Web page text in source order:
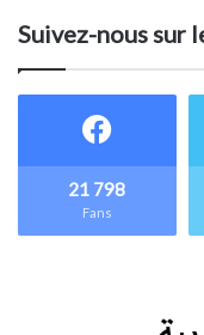
Suivez-nous sur
21 798
Fans